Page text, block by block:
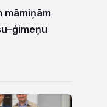
māmiņām